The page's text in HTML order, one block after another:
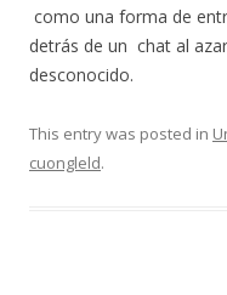
como una forma de
detrás de un chat al
desconocido.
This entry was posted in
cuongleld.